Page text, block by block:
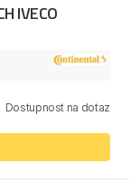
IVECO
Dostupnost na dotaz